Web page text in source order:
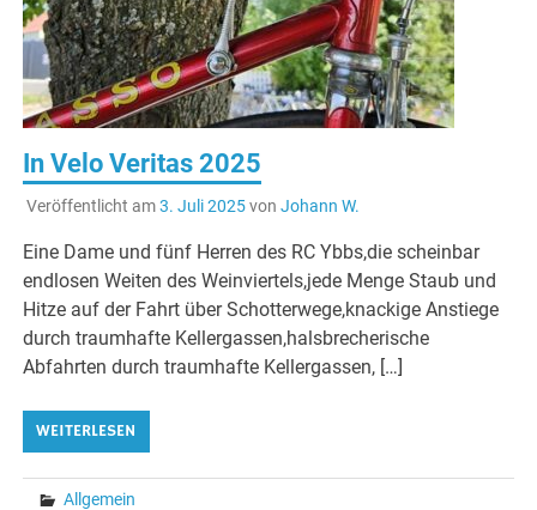
In Velo Veritas 2025
Veröffentlicht am3. Juli 2025von Johann W.
Eine Dame und fünf Herren des RC Ybbs,die scheinbar
endlosen Weiten des Weinviertels,jede Menge Staub und
Hitze auf der Fahrt über Schotterwege,knackige Anstiege
durch traumhafte Kellergassen,halsbrecherische
Abfahrten durch traumhafte Kellergassen, […]
WEITERLESEN
Allgemein